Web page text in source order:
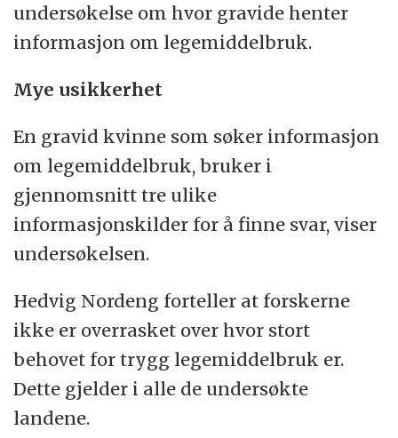
undersøkelse om hvor gravide henter
informasjon om legemiddelbruk.
Mye usikkerhet
En gravid kvinne som søker informasjon
om legemiddelbruk, bruker i
gjennomsnitt tre ulike
informasjonskilder for å finne svar, viser
undersøkelsen.
Hedvig Nordeng forteller at forskerne
ikke er overrasket over hvor stort
behovet for trygg legemiddelbruk er.
Dette gjelder i alle de undersøkte
landene.